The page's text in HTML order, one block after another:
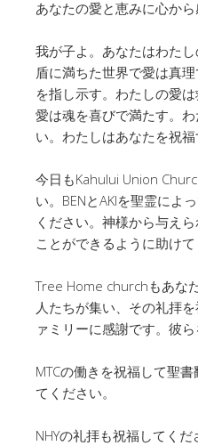
あなたの愛と恵みに心から
我が子よ。あなたはわた
盾に満ちた世界で愛は真
を指し示す。わたしの愛
愛は魂を喜びで満たす。
い。わたしはあなたを祝福
今日もKahului Union
い。BENとAKIを聖霊によ
ください。神様から与え
ことができるように助けて
Tree Home churchもあな
人たちが集い、その礼拝
ァミリーに感謝です。彼ら
MTCの働きを祝福して聖
てください。
NHYの礼拝も祝福してく